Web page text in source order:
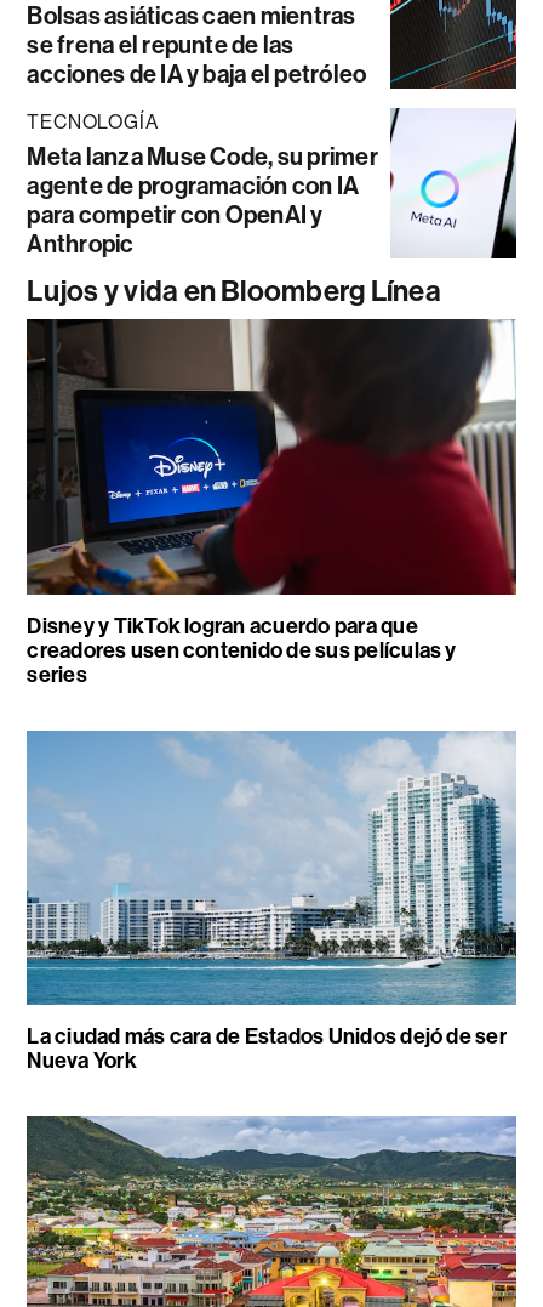
Bolsas asiáticas caen mientras
se frena el repunte de las
acciones de IA y baja el petróleo
TECNOLOGÍA
Meta lanza Muse Code, su primer
agente de programación con IA
para competir con OpenAI y
Anthropic
Lujos y vida en Bloomberg Línea
Disney y TikTok logran acuerdo para que
creadores usen contenido de sus películas y
series
La ciudad más cara de Estados Unidos dejó de ser
Nueva York